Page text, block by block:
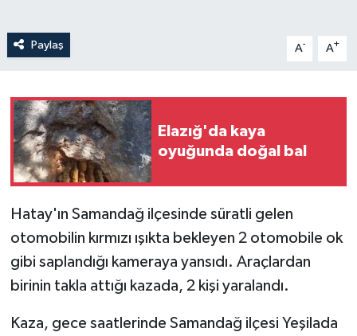
Paylaş A- A+
Elazığ'da kaya
oyuğunda doğal bal
Hatay'ın Samandağ ilçesinde süratli gelen
otomobilin kırmızı ışıkta bekleyen 2 otomobile ok
gibi saplandığı kameraya yansıdı. Araçlardan
birinin takla attığı kazada, 2 kişi yaralandı.
Kaza, gece saatlerinde Samandağ ilçesi Yeşilada